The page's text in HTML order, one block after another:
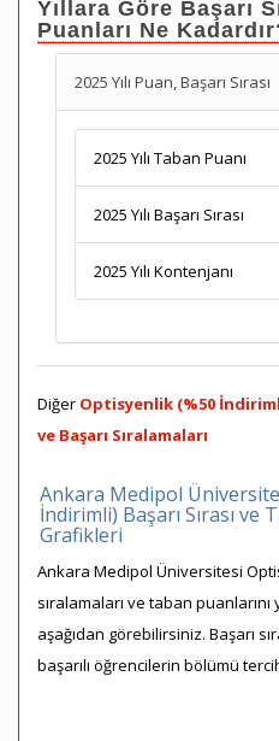
Yıllara Göre Başarı
Puanları Ne
2025 Yılı Puan, Başarı Sırası
2025 Yılı Taban Puanı
2025 Yılı Başarı Sırası
2025 Yılı Kontenjanı
Diğer Optisyenlik (%50
ve Başarı Sıralamaları
Ankara Medipol
İndirimli) Başarı Sırası ve
Grafikleri
Ankara Medipol Üniversitesi
sıralamaları ve taban
aşağıdan görebilirsiniz. Başarı
başarılı öğrencilerin bölümü